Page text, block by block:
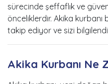
sürecinde şeffaflık ve
önceliklerdir. Akika kurbanı
takip ediyor ve sizi
Akika Kurbanı Ne